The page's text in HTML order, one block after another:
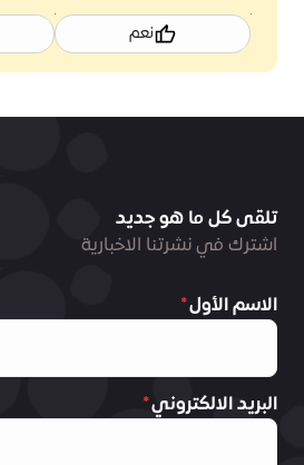
نعم
تلقى كل ما هو جديد
اشترك في نشرتنا الاخبارية
الاسم الأول
البريد الالكتروني